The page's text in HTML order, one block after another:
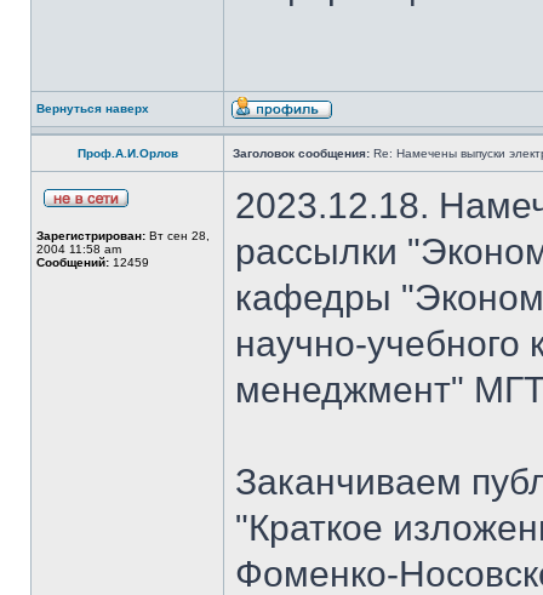
Вернуться наверх
Проф.А.И.Орлов Заголовок сообщения: Re: Намечены выпуски
Зарегистрирован: Вт сен 28,
2004 11:58 am
Сообщений: 12459
2023.12.18.
рассылки
кафедры
научно-
менеджмент"
Заканчиваем
"Краткое
Фоменко-